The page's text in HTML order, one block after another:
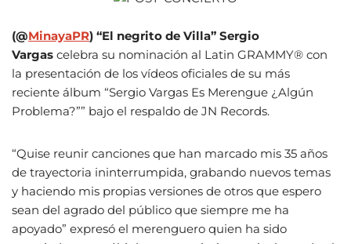
(@MinayaPR) “El negrito de Villa” Sergio
Vargas celebra su nominación al Latin GRAMMY® con
la presentación de los vídeos oficiales de su más
reciente álbum “Sergio Vargas Es Merengue ¿Algún
Problema?”” bajo el respaldo de JN Records.
“Quise reunir canciones que han marcado mis 35 años
de trayectoria ininterrumpida, grabando nuevos temas
y haciendo mis propias versiones de otros que espero
sean del agrado del público que siempre me ha
apoyado” expresó el merenguero quien ha sido